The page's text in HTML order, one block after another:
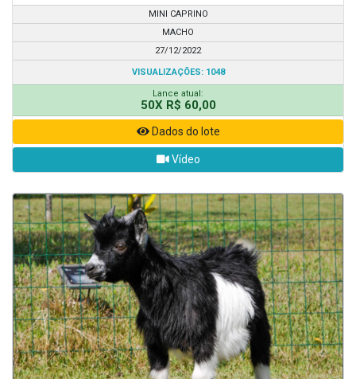
MINI CAPRINO
MACHO
27/12/2022
VISUALIZAÇÕES: 1048
Lance atual:
50X R$ 60,00
Dados do lote
Vídeo